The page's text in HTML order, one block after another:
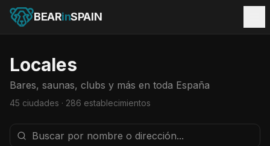
BEARinSPAIN
Locales
Bares, saunas, clubs y más en toda España
45 ciudades · 286 establecimientos